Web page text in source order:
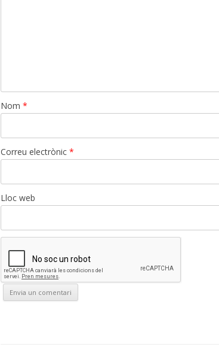
Nom *
Correu electrònic *
Lloc web